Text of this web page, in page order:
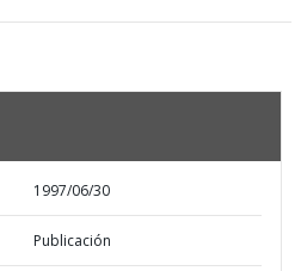
1997/06/30
Publicación